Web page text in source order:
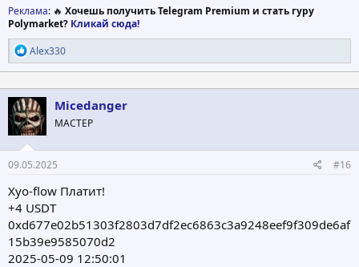
Реклама: 🔥 Хочешь получить Telegram Premium и стать гуру
Polymarket? Кликай сюда!
Р
е
а
к
ц
и
и
:
Alex330
Micedanger
МАСТЕР
09.05.2025 #16
Xyo-flow Платит!
+4 USDT
0xd677e02b51303f2803d7df2ec6863c3a9248eef9f309de6af
15b39e9585070d2
2025-05-09 12:50:01